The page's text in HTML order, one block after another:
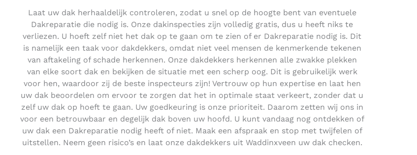
Laat uw dak herhaaldelijk controleren, zodat u snel op de hoogte bent van eventuele
Dakreparatie die nodig is. Onze dakinspecties zijn volledig gratis, dus u heeft niks te
verliezen. U hoeft zelf niet het dak op te gaan om te zien of er Dakreparatie nodig is. Dit
is namelijk een taak voor dakdekkers, omdat niet veel mensen de kenmerkende tekenen
van aftakeling of schade herkennen. Onze dakdekkers herkennen alle zwakke plekken
van elke soort dak en bekijken de situatie met een scherp oog. Dit is gebruikelijk werk
voor hen, waardoor zij de beste inspecteurs zijn! Vertrouw op hun expertise en laat hen
uw dak beoordelen om ervoor te zorgen dat het in optimale staat verkeert, zonder dat u
zelf uw dak op hoeft te gaan. Uw goedkeuring is onze prioriteit. Daarom zetten wij ons in
voor een betrouwbaar en degelijk dak boven uw hoofd. U kunt vandaag nog ontdekken of
uw dak een Dakreparatie nodig heeft of niet. Maak een afspraak en stop met twijfelen of
uitstellen. Neem geen risico’s en laat onze dakdekkers uit Waddinxveen uw dak checken.